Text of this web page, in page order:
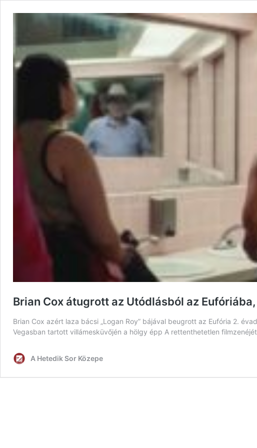
Brian Cox átugrott az Utódlásból az
Brian Cox azért laza bácsi „Logan Roy” bájával beugrott az Eufória 2.
Vegasban tartott villámesküvőjén a hölgy épp A rettenthetetlen
A Hetedik Sor Közepe